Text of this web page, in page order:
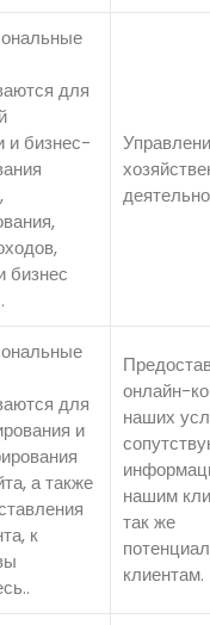
для
и бизнес-
бизнес
для
и
а также
к
онлайн-
наших
нашим
так же
клиентам.